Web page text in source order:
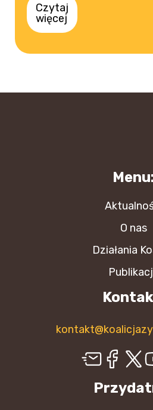
Czytaj
więcej
O nas
Działania